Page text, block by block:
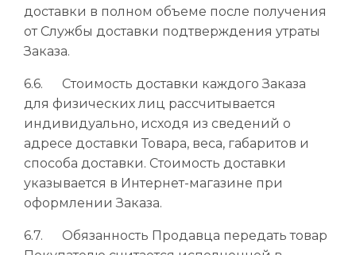
доставки в полном объеме после получения
от Службы доставки подтверждения утраты
Заказа.
6.6. Стоимость доставки каждого Заказа
для физических лиц рассчитывается
индивидуально, исходя из сведений о
адресе доставки Товара, веса, габаритов и
способа доставки. Стоимость доставки
указывается в Интернет-магазине при
оформлении Заказа.
6.7. Обязанность Продавца передать товар